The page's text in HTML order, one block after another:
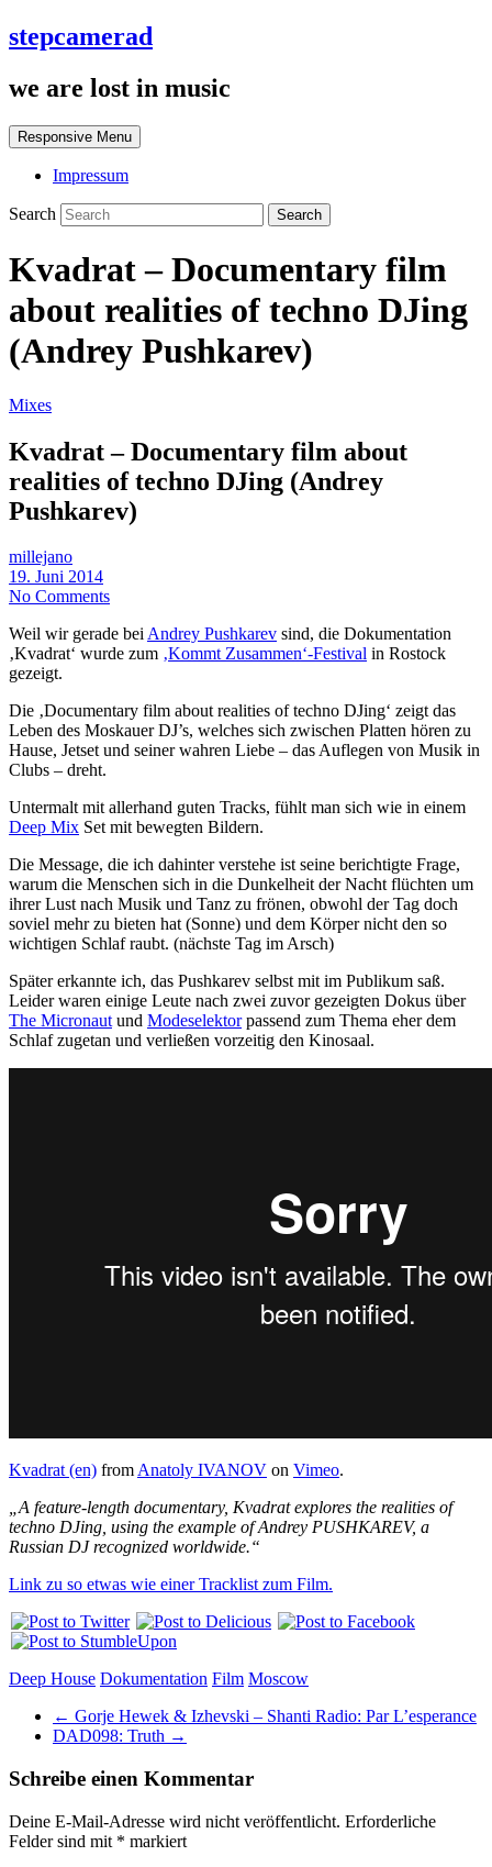
stepcamerad
we are lost in music
Responsive Menu
Impressum
Search
Kvadrat – Documentary film
about realities of techno DJing
(Andrey Pushkarev)
Mixes
Kvadrat – Documentary film about
realities of techno DJing (Andrey
Pushkarev)
millejano
19. Juni 2014
No Comments
Weil wir gerade beiAndrey Pushkarev sind, die Dokumentation
‚Kvadrat‘ wurde zum ‚Kommt Zusammen‘-Festival in Rostock
gezeigt.
Die ‚Documentary film about realities of techno DJing‘ zeigt das
Leben des Moskauer DJ’s, welches sich zwischen Platten hören zu
Hause, Jetset und seiner wahren Liebe – das Auflegen von Musik in
Clubs – dreht.
Untermalt mit allerhand guten Tracks, fühlt man sich wie in einem
Deep Mix Set mit bewegten Bildern.
Die Message, die ich dahinter verstehe ist seine berichtigte Frage,
warum die Menschen sich in die Dunkelheit der Nacht flüchten um
ihrer Lust nach Musik und Tanz zu frönen, obwohl der Tag doch
soviel mehr zu bieten hat (Sonne) und dem Körper nicht den so
wichtigen Schlaf raubt. (nächste Tag im Arsch)
Später erkannte ich, das Pushkarev selbst mit im Publikum saß.
Leider waren einige Leute nach zwei zuvor gezeigten Dokus über
The Micronautund Modeselektorpassend zum Thema eher dem
Schlaf zugetan und verließen vorzeitig den Kinosaal.
Kvadrat (en) fromAnatoly IVANOV on Vimeo.
„A feature-length documentary, Kvadrat explores the realities of
techno DJing, using the example of Andrey PUSHKAREV, a
Russian DJ recognized worldwide.“
Link zu so etwas wie einer Tracklist zum Film.
Deep House Dokumentation Film Moscow
← Gorje Hewek & Izhevski – Shanti Radio: Par L’esperance
DAD098: Truth →
Schreibe einen Kommentar
Deine E-Mail-Adresse wird nicht veröffentlicht. Erforderliche
Felder sind mit * markiert